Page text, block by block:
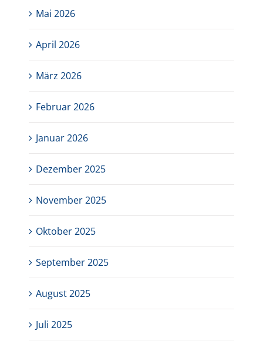
Mai 2026
April 2026
März 2026
Februar 2026
Januar 2026
Dezember 2025
November 2025
Oktober 2025
September 2025
August 2025
Juli 2025